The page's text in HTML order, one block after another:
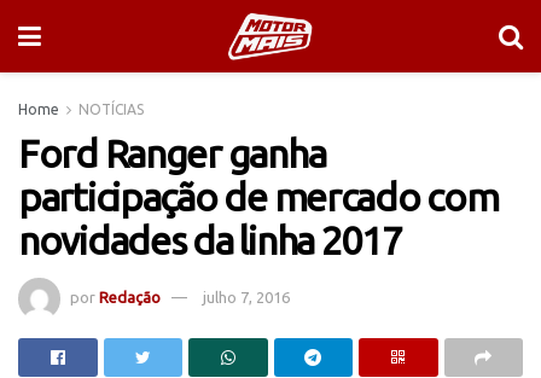
Home NOTÍCIAS
Ford Ranger ganha
participação de mercado com
novidades da linha 2017
por Redação julho 7, 2016